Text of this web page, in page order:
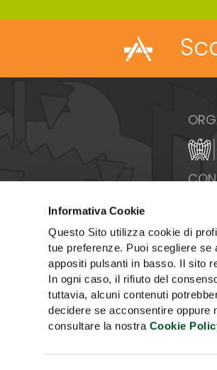
Informativa Cookie
Questo Sito utilizza cookie di
tue preferenze. Puoi scegliere se
appositi pulsanti in basso. Il sito
In ogni caso, il rifiuto del
tuttavia, alcuni contenuti
decidere se acconsentire oppure
consultare la nostra Cookie
+39 064076370